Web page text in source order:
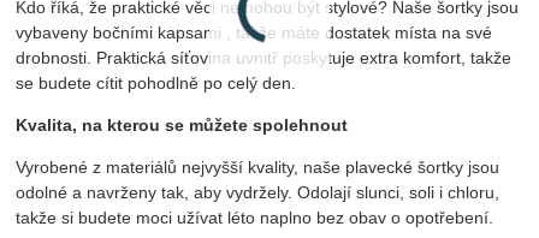
Kdo říká, že praktické věci nemohou být stylové? Naše šortky jsou
vybaveny bočními kapsami , takže máte dostatek místa na své
drobnosti. Praktická síťovina uvnitř poskytuje extra komfort, takže
se budete cítit pohodlně po celý den.
Kvalita, na kterou se můžete spolehnout
Vyrobené z materiálů nejvyšší kvality, naše plavecké šortky jsou
odolné a navrženy tak, aby vydržely. Odolají slunci, soli i chloru,
takže si budete moci užívat léto naplno bez obav o opotřebení.